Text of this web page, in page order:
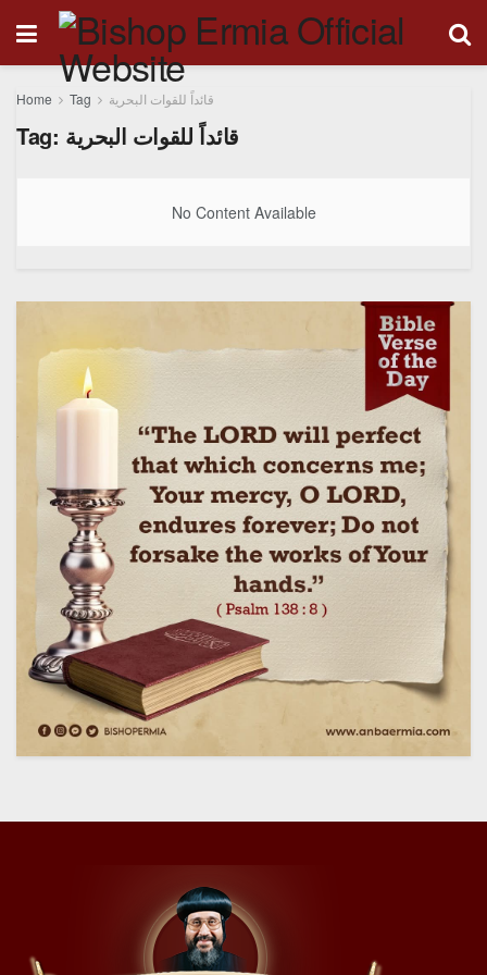
Home Tag قائداً للقوات البحرية
Tag: قائداً للقوات البحرية
No Content Available